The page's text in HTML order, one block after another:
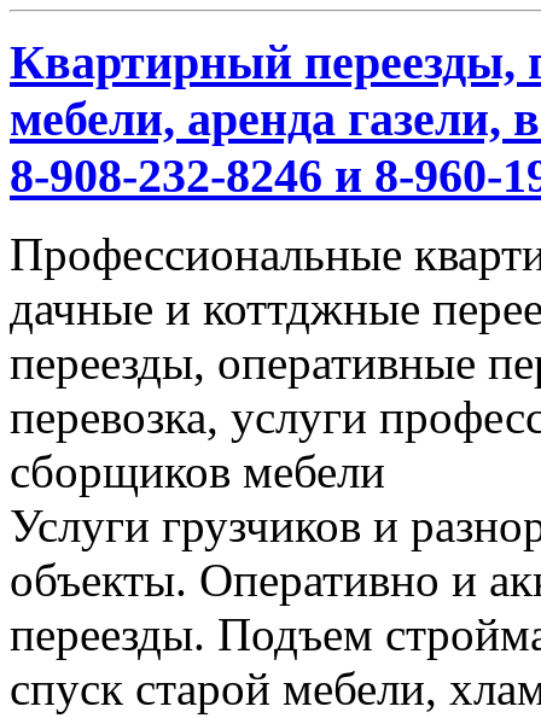
Квартирный переезды,
мебели, аренда газели,
8-908-232-8246 и 8-960-
Профессиональные
дачные и коттджные
переезды, оперативные
перевозка, услуги
сборщиков мебели
Услуги грузчиков и
объекты. Оперативно и
переезды. Подъем
спуск старой мебели,